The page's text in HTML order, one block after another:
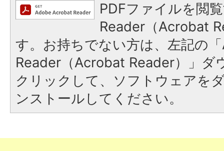
PDFファイルを閲
Reader（Acrobat
す。お持ちでない方は、左記の
Reader（Acrobat Reader）」ダ
クリックして、ソフトウェアを
ンストールしてください。